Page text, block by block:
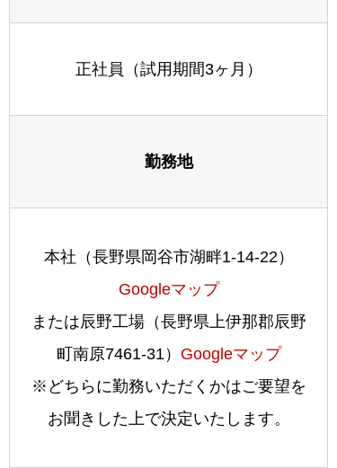
正社員（試用期間3ヶ月）
勤務地
本社（長野県岡谷市湖畔1-14-22）
Googleマップ
または辰野工場（長野県上伊那郡辰野
町南原7461-31） Googleマップ
※どちらに勤務いただくかはご要望を
お聞きした上で決定いたします。